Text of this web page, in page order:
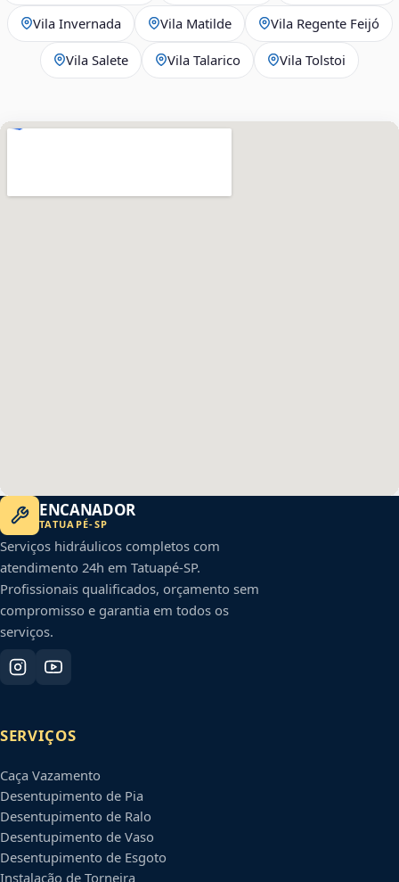
Vila Invernada Vila Matilde Vila Regente Feijó
Vila Salete Vila Talarico Vila Tolstoi
ENCANADOR
TATUAPÉ-SP
Serviços hidráulicos completos com
atendimento 24h em Tatuapé-SP.
Profissionais qualificados, orçamento sem
compromisso e garantia em todos os
serviços.
SERVIÇOS
Caça Vazamento
Desentupimento de Pia
Desentupimento de Ralo
Desentupimento de Vaso
Desentupimento de Esgoto
Instalação de Torneira